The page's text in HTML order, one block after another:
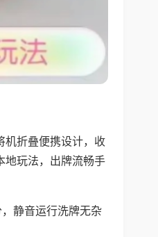
机折叠便携设计，收
地玩法，出牌流畅手
静音运行洗牌无杂